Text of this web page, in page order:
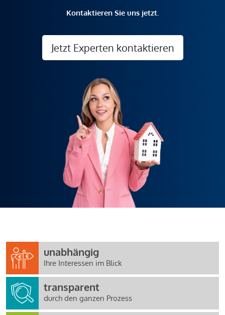
Kontaktieren Sie uns jetzt.
Jetzt Experten kontaktieren
unabhängig
Ihre Interessen im Blick
transparent
durch den ganzen Prozess